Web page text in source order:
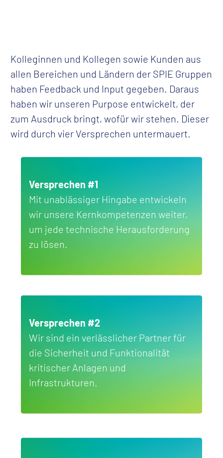
YouTube-Video blockiert
Durch einen Klick auf die Schaltfläche willigen Sie in die
Aktivierung von Marketing-Cookies ein. Dadurch können Inhalte
von Drittanbietern (z. B. YouTube) geladen werden. Weitere
Informationen finden Sie in unserer Datenschutzerklärung.
Marketing-Cookies aktivieren
Kolleginnen und Kollegen sowie Kunden aus
allen Bereichen und Ländern der SPIE Gruppen
haben Feedback und Input gegeben. Daraus
haben wir unseren Purpose entwickelt, der
zum Ausdruck bringt, wofür wir stehen. Dieser
wird durch vier Versprechen untermauert.
Versprechen #1
Mit unablässiger Hingabe entwickeln
wir unsere Kernkompetenzen weiter,
um jede technische Herausforderung
zu lösen.
Versprechen #2
Wir sind ein verlässlicher Partner für
die Sicherheit und Funktionalität
kritischer Anlagen und
Infrastrukturen.